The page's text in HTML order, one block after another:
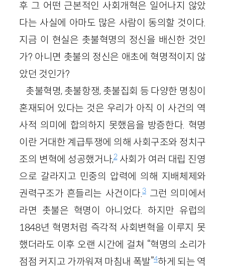
후 그 어떤 근본적인 사회개혁은 일어나지 않았
다는 사실에 아마도 많은 사람이 동의할 것이다.
지금 이 현실은 촛불혁명의 정신을 배신한 것인
가? 아니면 촛불의 정신은 애초에 혁명적이지 않
았던 것인가?
촛불혁명, 촛불항쟁, 촛불집회 등 다양한 명칭이
혼재되어 있다는 것은 우리가 아직 이 사건의 역
사적 의미에 합의하지 못했음을 방증한다. 혁명
이란 거대한 계급투쟁에 의해 사회구조와 정치구
조의 변혁에 성공했거나,2사회가 여러 대립 진영
으로 갈라지고 민중의 압력에 의해 지배체제와
권력구조가 흔들리는 사건이다.3그런 의미에서
라면 촛불은 혁명이 아니었다. 하지만 유럽의
1848년 혁명처럼 즉각적 사회변혁을 이루지 못
했더라도 이후 오랜 시간에 걸쳐 “혁명의 소리가
점점 커지고 가까워져 마침내 폭발”4하게 되는 역